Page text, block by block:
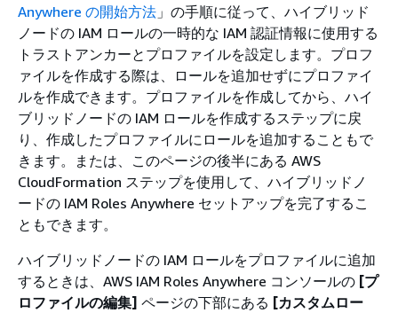
Anywhere の開始方法 」の手順に従って、ハイブリッド
ノードの IAM ロールの一時的な IAM 認証情報に使用する
トラストアンカーとプロファイルを設定します。プロフ
ァイルを作成する際は、ロールを追加せずにプロファイ
ルを作成できます。プロファイルを作成してから、ハイ
ブリッドノードの IAM ロールを作成するステップに戻
り、作成したプロファイルにロールを追加することもで
きます。または、このページの後半にある AWS
CloudFormation ステップを使用して、ハイブリッドノ
ードの IAM Roles Anywhere セットアップを完了するこ
ともできます。
ハイブリッドノードの IAM ロールをプロファイルに追加
するときは、AWS IAM Roles Anywhere コンソールの [プ
ロファイルの編集] ページの下部にある [カスタムロー